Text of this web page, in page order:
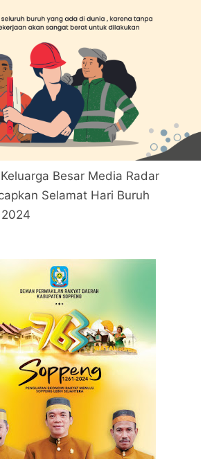
Besar Media Radar
Selamat Hari Buruh